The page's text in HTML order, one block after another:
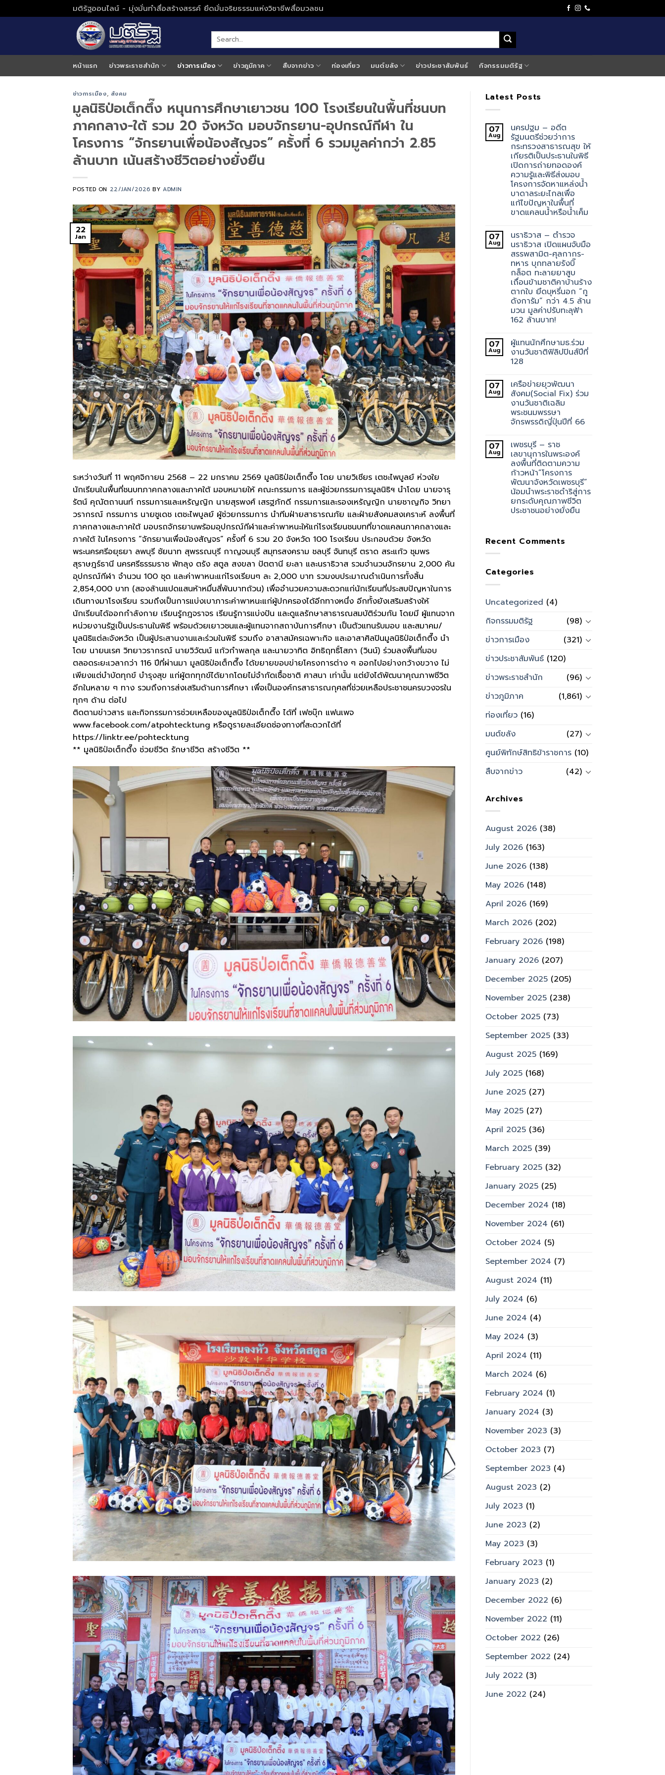
to
มติรัฐออนไลน์ - มุ่งมั่นทำสื่อสร้างสรรค์ ยึดมั่นจริยธรรมแห่งวิชาชีพสื่อมวลชน
หน้าแรก ข่าวพระราชสำนัก ข่าวการเมือง ข่าวภูมิภาค สืบจากข่าว ท่องเที่ยว มนต์ขลัง ข่าวประชาสัมพันธ์ กิจกรรมมติรัฐ
ข่าวการเมือง, สังคม
มูลนิธิป่อเต็กตึ๊ง หนุนการศึกษาเยาวชน 100 โรงเรียนในพื้นที่ชนบท
ภาคกลาง-ใต้ รวม 20 จังหวัด มอบจักรยาน-อุปกรณ์กีฬา ใน
โครงการ “จักรยานเพื่อน้องสัญจร” ครั้งที่ 6 รวมมูลค่ากว่า 2.85
ล้านบาท เน้นสร้างชีวิตอย่างยั่งยืน
POSTED ON 22/JAN/2026 BYADMIN
22
Jan
ระหว่างวันที่ 11 พฤศจิกายน 2568 – 22 มกราคม 2569 มูลนิธิป่อเต็กตึ๊ง โดย นายวิเชียร เตชะไพบูลย์ ห่วงใย
นักเรียนในพื้นที่ชนบทภาคกลางและภาคใต้ มอบหมายให้ คณะกรรมการ และผู้ช่วยกรรมการมูลนิธิฯ นำโดย นายจารุ
รัตน์ คุณัตถานนท์ กรรมการและเหรัญญิก นายสุรพงศ์ เสรฐภักดี กรรมการและรองเหรัญญิก นายชาญกิจ วิทยา
วรากรณ์ กรรมการ นายชูเดช เตชะไพบูลย์ ผู้ช่วยกรรมการ นำทีมฝ่ายสาธารณภัย และฝ่ายสังคมสงเคราะห์ ลงพื้นที่
ภาคกลางและภาคใต้ มอบรถจักรยานพร้อมอุปกรณ์กีฬาและค่าพาหนะให้แก่โรงเรียนชนบทที่ขาดแคลนภาคกลางและ
ภาคใต้ ในโครงการ “จักรยานเพื่อน้องสัญจร” ครั้งที่ 6 รวม 20 จังหวัด 100 โรงเรียน ประกอบด้วย จังหวัด
พระนครศรีอยุธยา ลพบุรี ชัยนาท สุพรรณบุรี กาญจนบุรี สมุทรสงคราม ชลบุรี จันทบุรี ตราด สระแก้ว ชุมพร
สุราษฎร์ธานี นครศรีธรรมราช พัทลุง ตรัง สตูล สงขลา ปัตตานี ยะลา และนราธิวาส รวมจำนวนจักรยาน 2,000 คัน
อุปกรณ์กีฬา จำนวน 100 ชุด และค่าพาหนะแก่โรงเรียนๆ ละ 2,000 บาท รวมงบประมาณดำเนินการทั้งสิ้น
2,854,000 บาท (สองล้านแปดแสนห้าหมื่นสี่พันบาทถ้วน) เพื่ออำนวยความสะดวกแก่นักเรียนที่ประสบปัญหาในการ
เดินทางมาโรงเรียน รวมถึงเป็นการแบ่งเบาภาระค่าพาหนะแก่ผู้ปกครองได้อีกทางหนึ่ง อีกทั้งยังเสริมสร้างให้
นักเรียนได้ออกกำลังกาย เรียนรู้กฎจราจร เรียนรู้การแบ่งปัน และดูแลรักษาสาธารณสมบัติร่วมกัน โดยมี ผู้แทนจาก
หน่วยงานรัฐเป็นประธานในพิธี พร้อมด้วยเยาวชนและผู้แทนจากสถาบันการศึกษา เป็นตัวแทนรับมอบ และสมาคม/
มูลนิธิแต่ละจังหวัด เป็นผู้ประสานงานและร่วมในพิธี รวมถึง อาสาสมัครเฉพาะกิจ และอาสาศิลปินมูลนิธิป่อเต็กตึ๊ง นำ
โดย นายนเรศ วิทยาวรากรณ์ นายวิวัฒน์ แก้วกำพลกุล และนายวาทิต อิทธิฤทธิ์โสภา (วินน์) ร่วมลงพื้นที่มอบ
ตลอดระยะเวลากว่า 116 ปีที่ผ่านมา มูลนิธิป่อเต็กตึ๊ง ได้ขยายขอบข่ายโครงการต่าง ๆ ออกไปอย่างกว้างขวาง ไม่
เพียงแต่บำบัดทุกข์ บำรุงสุข แก่ผู้ตกทุกข์ได้ยากโดยไม่จำกัดเชื้อชาติ ศาสนา เท่านั้น แต่ยังได้พัฒนาคุณภาพชีวิต
อีกในหลาย ๆ ทาง รวมถึงการส่งเสริมด้านการศึกษา เพื่อเป็นองค์กรสาธารณกุศลที่ช่วยเหลือประชาชนครบวงจรใน
ทุกๆ ด้าน ต่อไป
ติดตามข่าวสาร และกิจกรรมการช่วยเหลือของมูลนิธิป่อเต็กตึ๊ง ได้ที่ เฟซบุ๊ก แฟนเพจ
www.facebook.com/atpohtecktung หรือดูรายละเอียดช่องทางที่สะดวกได้ที่
https://linktr.ee/pohtecktung
** มูลนิธิป่อเต็กตึ๊ง ช่วยชีวิต รักษาชีวิต สร้างชีวิต **
Latest Posts
07
Aug
นครปฐม – อดีต
รัฐมนตรีช่วยว่าการ
กระทรวงสาธารณสุข ให้
เกียรติเป็นประธานในพิธี
เปิดการถ่ายทอดองค์
ความรู้และพิธีส่งมอบ
โครงการจัดหาแหล่งน้ำ
บาดาลระยะไกลเพื่อ
แก้ไขปัญหาในพื้นที่
ขาดแคลนน้ำหรือน้ำเค็ม
07
Aug
นราธิวาส – ตำรวจ
นราธิวาส เปิดแผนจับมือ
สรรพสามิต-ศุลกากร-
ทหาร บุกทลายรังบิ๊
กล็อต ทะลายยาสูบ
เถื่อนข้ามชาติคาบ้านร้าง
ตากใบ ยึดบุหรี่นอก “กู
ดังการัม” กว่า 4.5 ล้าน
มวน มูลค่าปรับทะลุฟ้า
162 ล้านบาท!
07
Aug
ผู้แทนนักศึกษามธ.ร่วม
งานวันชาติฟิลิปปินส์ปีที่
128
07
Aug
เครือข่ายยุวพัฒนา
สังคม(Social Fix) ร่วม
งานวันชาติเฉลิม
พระชนมพรรษา
จักรพรรดิญี่ปุ่นปีที่ 66
07
Aug
เพชรบุรี – ราช
เลขานุการในพระองค์
ลงพื้นที่ติดตามความ
ก้าวหน้า”โครงการ
พัฒนาจังหวัดเพชรบุรี”
น้อมนำพระราชดำริสู่การ
ยกระดับคุณภาพชีวิต
ประชาชนอย่างยั่งยืน
Recent Comments
Categories
Uncategorized (4)
กิจกรรมมติรัฐ
(98)
ข่าวการเมือง
(321)
ข่าวประชาสัมพันธ์(120)
ข่าวพระราชสำนัก
(96)
ข่าวภูมิภาค
(1,861)
ท่องเที่ยว(16)
มนต์ขลัง
(27)
ศูนย์พิทักษ์สิทธิข้าราชการ(10)
สืบจากข่าว
(42)
Archives
August 2026(38)
July 2026(163)
June 2026(138)
May 2026(148)
April 2026(169)
March 2026(202)
February 2026(198)
January 2026(207)
December 2025(205)
November 2025(238)
October 2025(73)
September 2025(33)
August 2025(169)
July 2025(168)
June 2025(27)
May 2025(27)
April 2025(36)
March 2025(39)
February 2025(32)
January 2025(25)
December 2024 (18)
November 2024 (61)
October 2024 (5)
September 2024 (7)
August 2024 (11)
July 2024 (6)
June 2024 (4)
May 2024 (3)
April 2024 (11)
March 2024 (6)
February 2024 (1)
January 2024 (3)
November 2023 (3)
October 2023 (7)
September 2023 (4)
August 2023 (2)
July 2023 (1)
June 2023 (2)
May 2023 (3)
February 2023 (1)
January 2023 (2)
December 2022 (6)
November 2022 (11)
October 2022 (26)
September 2022 (24)
July 2022 (3)
June 2022 (24)